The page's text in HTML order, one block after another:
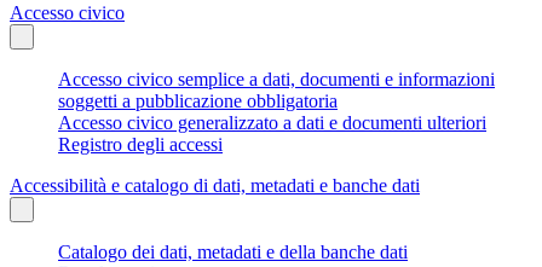
Accesso civico
Accesso civico semplice a dati, documenti e informazioni
soggetti a pubblicazione obbligatoria
Accesso civico generalizzato a dati e documenti ulteriori
Registro degli accessi
Accessibilità e catalogo di dati, metadati e banche dati
Catalogo dei dati, metadati e della banche dati